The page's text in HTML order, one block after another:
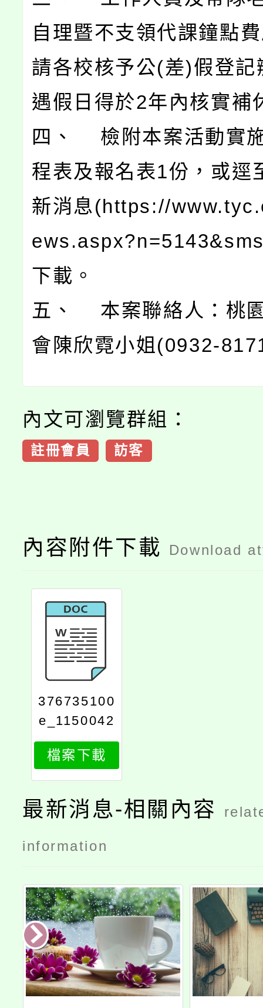
自理暨不支領代課鐘點
請各校核予公(差)假登記
遇假日得於2年內核實補
四、 檢附本案活動實
程表及報名表1份，或逕
新消息(https://
下載。
五、 本案聯絡人：桃
會陳欣霓小姐(0932-
內文可瀏覽群組：
註冊會員 訪客
內容附件下載 Download
376735100
e_1150042
059_attach
1
檔案下載
最新消息-相關內容
information